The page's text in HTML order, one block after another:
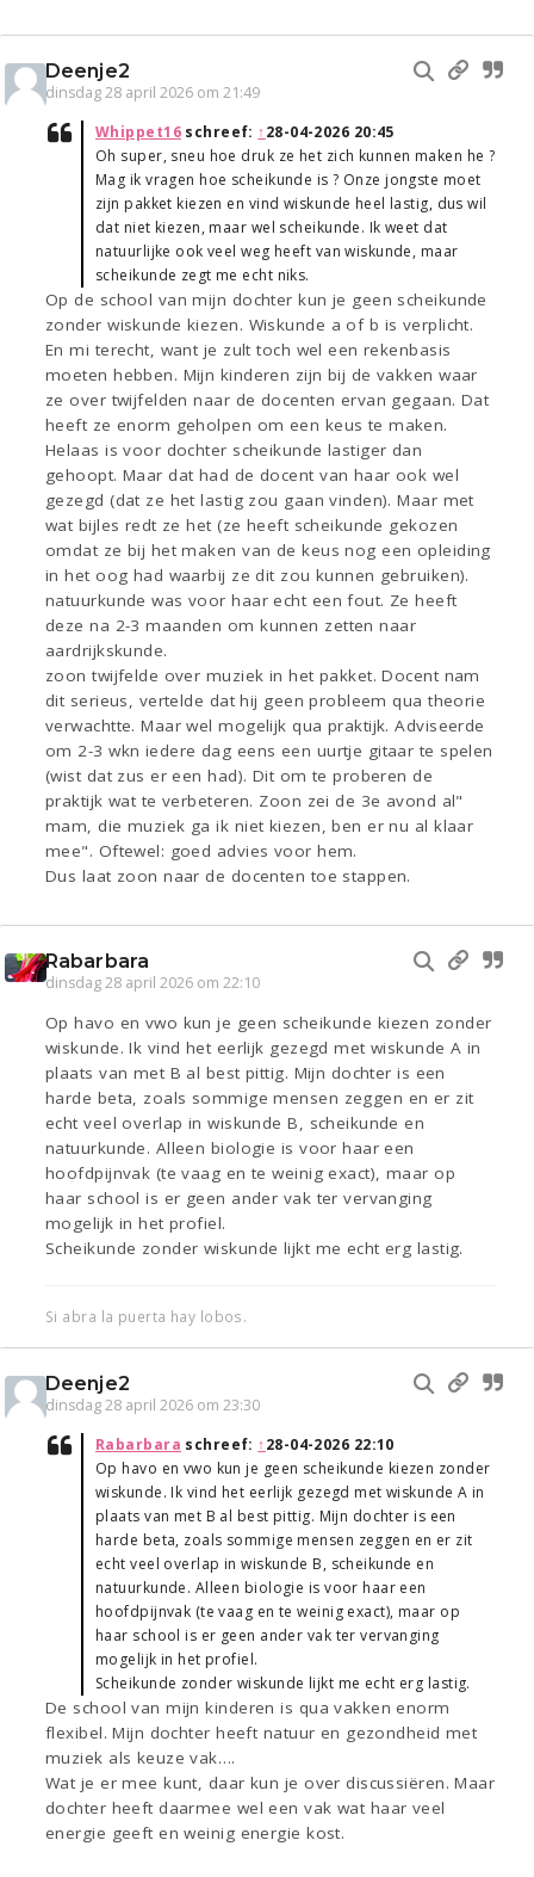
Deenje2
dinsdag 28 april 2026 om 21:49
Whippet16schreef: ↑28-04-2026 20:45
Oh super, sneu hoe druk ze het zich kunnen maken he ?
Mag ik vragen hoe scheikunde is ? Onze jongste moet
zijn pakket kiezen en vind wiskunde heel lastig, dus wil
dat niet kiezen, maar wel scheikunde. Ik weet dat
natuurlijke ook veel weg heeft van wiskunde, maar
scheikunde zegt me echt niks.
Op de school van mijn dochter kun je geen scheikunde
zonder wiskunde kiezen. Wiskunde a of b is verplicht.
En mi terecht, want je zult toch wel een rekenbasis
moeten hebben. Mijn kinderen zijn bij de vakken waar
ze over twijfelden naar de docenten ervan gegaan. Dat
heeft ze enorm geholpen om een keus te maken.
Helaas is voor dochter scheikunde lastiger dan
gehoopt. Maar dat had de docent van haar ook wel
gezegd (dat ze het lastig zou gaan vinden). Maar met
wat bijles redt ze het (ze heeft scheikunde gekozen
omdat ze bij het maken van de keus nog een opleiding
in het oog had waarbij ze dit zou kunnen gebruiken).
natuurkunde was voor haar echt een fout. Ze heeft
deze na 2-3 maanden om kunnen zetten naar
aardrijkskunde.
zoon twijfelde over muziek in het pakket. Docent nam
dit serieus, vertelde dat hij geen probleem qua theorie
verwachtte. Maar wel mogelijk qua praktijk. Adviseerde
om 2-3 wkn iedere dag eens een uurtje gitaar te spelen
(wist dat zus er een had). Dit om te proberen de
praktijk wat te verbeteren. Zoon zei de 3e avond al"
mam, die muziek ga ik niet kiezen, ben er nu al klaar
mee". Oftewel: goed advies voor hem.
Dus laat zoon naar de docenten toe stappen.
Rabarbara
dinsdag 28 april 2026 om 22:10
Op havo en vwo kun je geen scheikunde kiezen zonder
wiskunde. Ik vind het eerlijk gezegd met wiskunde A in
plaats van met B al best pittig. Mijn dochter is een
harde beta, zoals sommige mensen zeggen en er zit
echt veel overlap in wiskunde B, scheikunde en
natuurkunde. Alleen biologie is voor haar een
hoofdpijnvak (te vaag en te weinig exact), maar op
haar school is er geen ander vak ter vervanging
mogelijk in het profiel.
Scheikunde zonder wiskunde lijkt me echt erg lastig.
Si abra la puerta hay lobos.
Deenje2
dinsdag 28 april 2026 om 23:30
Rabarbara schreef: ↑28-04-2026 22:10
Op havo en vwo kun je geen scheikunde kiezen zonder
wiskunde. Ik vind het eerlijk gezegd met wiskunde A in
plaats van met B al best pittig. Mijn dochter is een
harde beta, zoals sommige mensen zeggen en er zit
echt veel overlap in wiskunde B, scheikunde en
natuurkunde. Alleen biologie is voor haar een
hoofdpijnvak (te vaag en te weinig exact), maar op
haar school is er geen ander vak ter vervanging
mogelijk in het profiel.
Scheikunde zonder wiskunde lijkt me echt erg lastig.
De school van mijn kinderen is qua vakken enorm
flexibel. Mijn dochter heeft natuur en gezondheid met
muziek als keuze vak….
Wat je er mee kunt, daar kun je over discussiëren. Maar
dochter heeft daarmee wel een vak wat haar veel
energie geeft en weinig energie kost.